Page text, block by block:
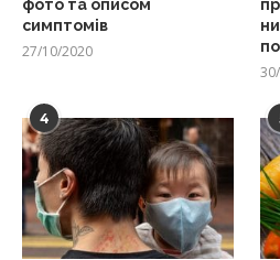
фото та описом
симптомів
27/10/2020
4